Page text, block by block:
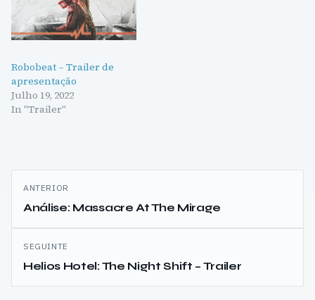
Robobeat – Trailer de
apresentação
Julho 19, 2022
In "Trailer"
Navegação
de
artigos
ANTERIOR
Análise: Massacre At The Mirage
SEGUINTE
Helios Hotel: The Night Shift – Trailer